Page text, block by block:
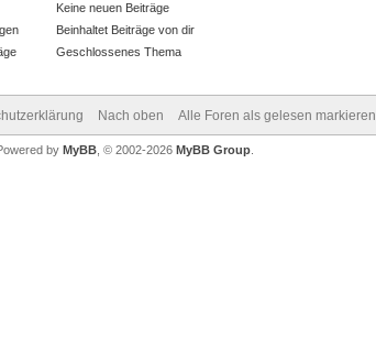
Keine neuen Beiträge
Beinhaltet Beiträge von dir
Geschlossenes Thema
Nach oben Alle Foren als gelesen markieren
by MyBB, © 2002-2026 MyBB Group.